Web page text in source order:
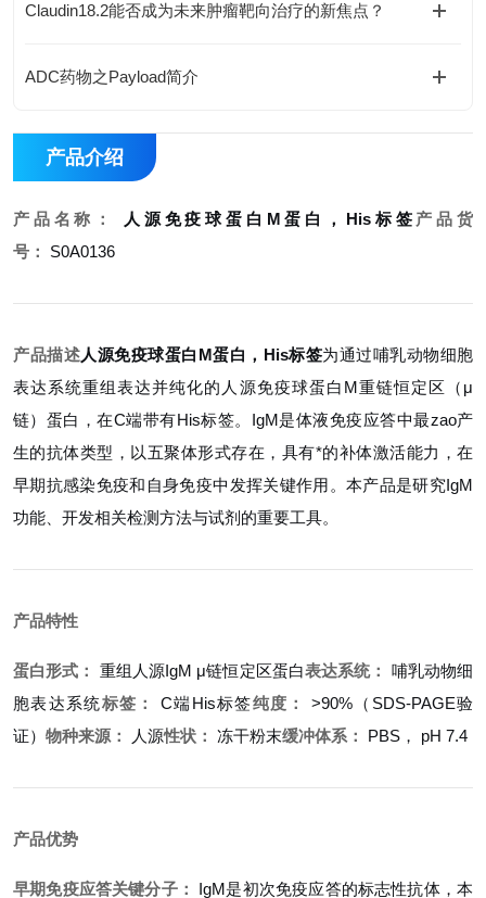
Claudin18.2能否成为未来肿瘤靶向治疗的新焦点？
ADC药物之Payload简介
产品介绍
产品名称： 人源免疫球蛋白M蛋白，His标签 产品货
号：
S0A0136
产品描述人源免疫球蛋白M蛋白，His标签为通过哺乳动物细胞
表达系统重组表达并纯化的人源免疫球蛋白M重链恒定区（μ
链）蛋白，在C端带有His标签。IgM是体液免疫应答中最zao产
生的抗体类型，以五聚体形式存在，具有*的补体激活能力，在
早期抗感染免疫和自身免疫中发挥关键作用。本产品是研究IgM
功能、开发相关检测方法与试剂的重要工具。
产品特性
蛋白形式： 重组人源IgM μ链恒定区蛋白表达系统：
哺乳动物细
胞表达系统标签： C端His标签纯度：
>90%（SDS-PAGE验
证） 物种来源： 人源性状： 冻干粉末缓冲体系： PBS， pH 7.4
产品优势
早期免疫应答关键分子： IgM是初次免疫应答的标志性抗体，本